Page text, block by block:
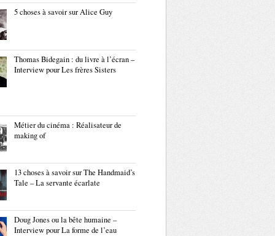
5 choses à savoir sur Alice Guy
Thomas Bidegain : du livre à l’écran –
Interview pour Les frères Sisters
Métier du cinéma : Réalisateur de
making of
13 choses à savoir sur The Handmaid’s
Tale – La servante écarlate
Doug Jones ou la bête humaine –
Interview pour La forme de l’eau